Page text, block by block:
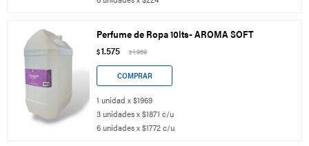
Perfume de Ropa 10lts- AROMA SOFT
$1.575 $1.969
1 unidad x $1969
3 unidades x $1871 c/u
6 unidades x $1772 c/u